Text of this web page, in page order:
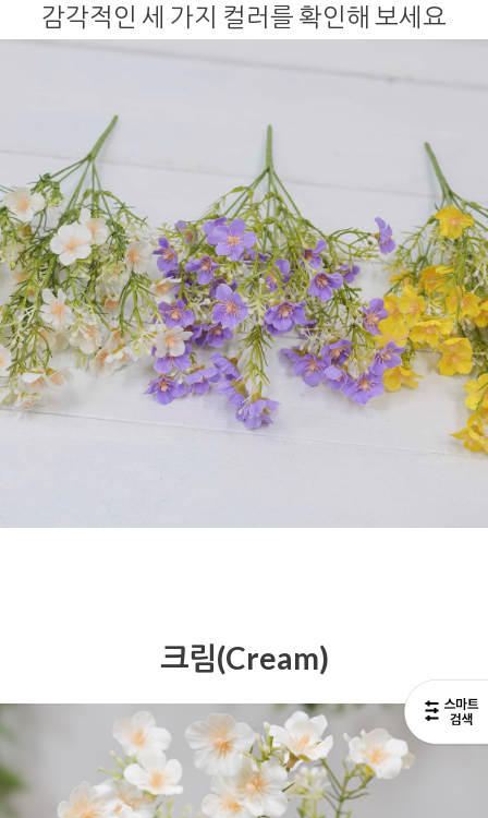
감각적인 세 가지 컬러를 확인해 보세요
크림(Cream)